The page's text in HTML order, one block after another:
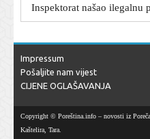
1000 komada delicija
Stiglo osvježenje: U ovim
temperatura pala s 34 na 19
Jamie Oliver otkrio trik za
krastavaca: Gotova je za
Impressum
Pošaljite nam vijest
CIJENE OGLAŠAVANJA
Copyright © Poreština.info – novosti iz
Kaštelira, Tara.